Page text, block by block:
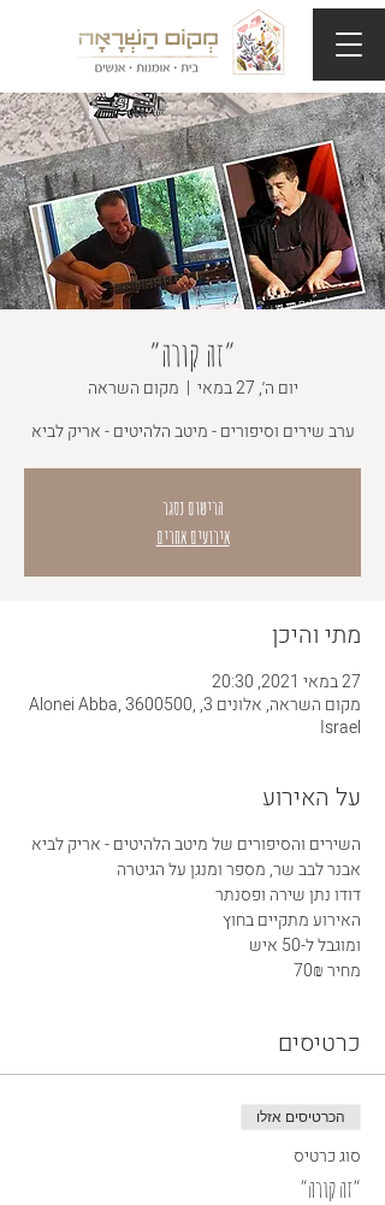
״זה קורה״
יום ה׳, 27 במאי
  |
מקום השראה
ערב שירים וסיפורים - מיטב הלהיטים - אריק לביא
הרישום נסגר
אירועים אחרים
מתי והיכן
27 במאי 2021, 20:30
מקום השראה, אלונים 3, Alonei Abba, 3600500,
Israel
על האירוע
השירים והסיפורים של מיטב הלהיטים - אריק לביא
אבנר לבב שר, מספר ומנגן על הגיטרה
דודו נתן שירה ופסנתר
האירוע מתקיים בחוץ
ומוגבל ל-50 איש
מחיר 70₪
כרטיסים
הכרטיסים אזלו
סוג כרטיס
״זה קורה״